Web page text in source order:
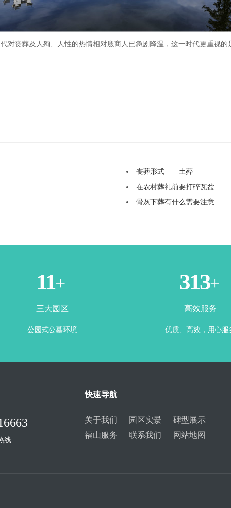
对丧葬及人殉、人性的热情相对殷商人已急剧降温，这一时代更重视的
丧葬形式——土葬
在农村葬礼前要打碎瓦盆
骨灰下葬有什么需要注意
3+
三大园区
公园式公墓环境
365+
高效服务
优质、高效，用心服
线
快速导航
关于我们 园区实景
碑型展示
福山服务
联系我们 网站地图